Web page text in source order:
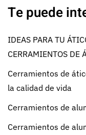
Te puede
IDEAS PARA TU
CERRAMIENTOS DE
Cerramientos de
la calidad de vida
Cerramientos de
Cerramientos de